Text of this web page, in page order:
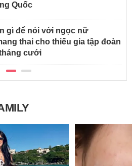
Quốc
gì để nói với ngọc nữ
thai cho thiếu gia tập đoàn
cưới